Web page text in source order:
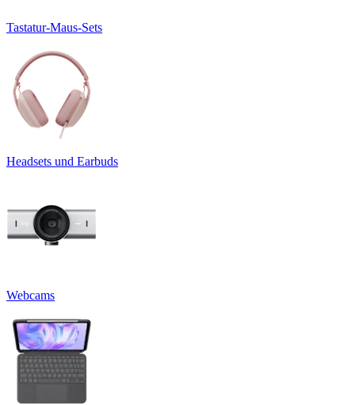
Tastatur-Maus-Sets
Headsets und Earbuds
Webcams